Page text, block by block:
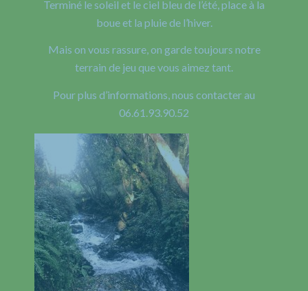
Terminé le soleil et le ciel bleu de l’été, place à la
boue et la pluie de l’hiver.
Mais on vous rassure, on garde toujours notre
terrain de jeu que vous aimez tant.
Pour plus d’informations, nous contacter au
06.61.93.90.52